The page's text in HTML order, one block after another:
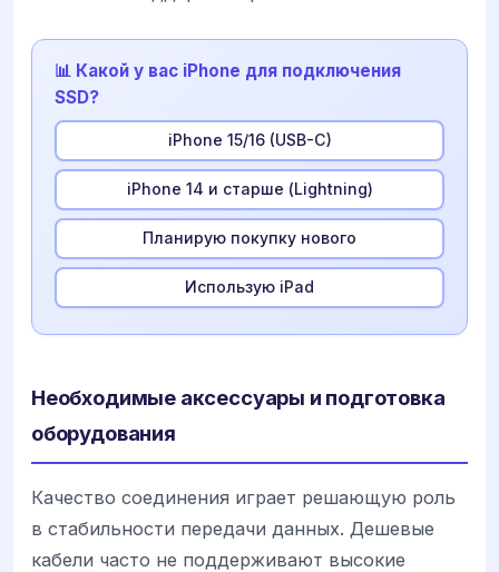
📊 Какой у вас iPhone для подключения
SSD?
iPhone 15/16 (USB-C)
iPhone 14 и старше (Lightning)
Планирую покупку нового
Использую iPad
Необходимые аксессуары и подготовка
оборудования
Качество соединения играет решающую роль
в стабильности передачи данных. Дешевые
кабели часто не поддерживают высокие